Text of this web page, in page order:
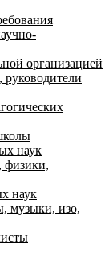
организацией
руководители
наук
физики,
наук
музыки, изо,